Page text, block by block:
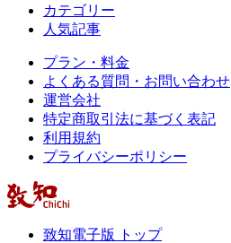
カテゴリー
人気記事
プラン・料金
よくある質問・お問い合わせ
運営会社
特定商取引法に基づく表記
利用規約
プライバシーポリシー
致知電子版 トップ